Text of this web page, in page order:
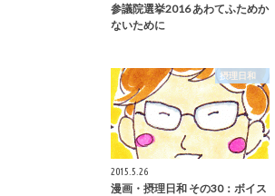
参議院選挙2016 あわてふためか
ないために
摂理日和
2015.5.26
漫画・摂理日和 その30：ボイス